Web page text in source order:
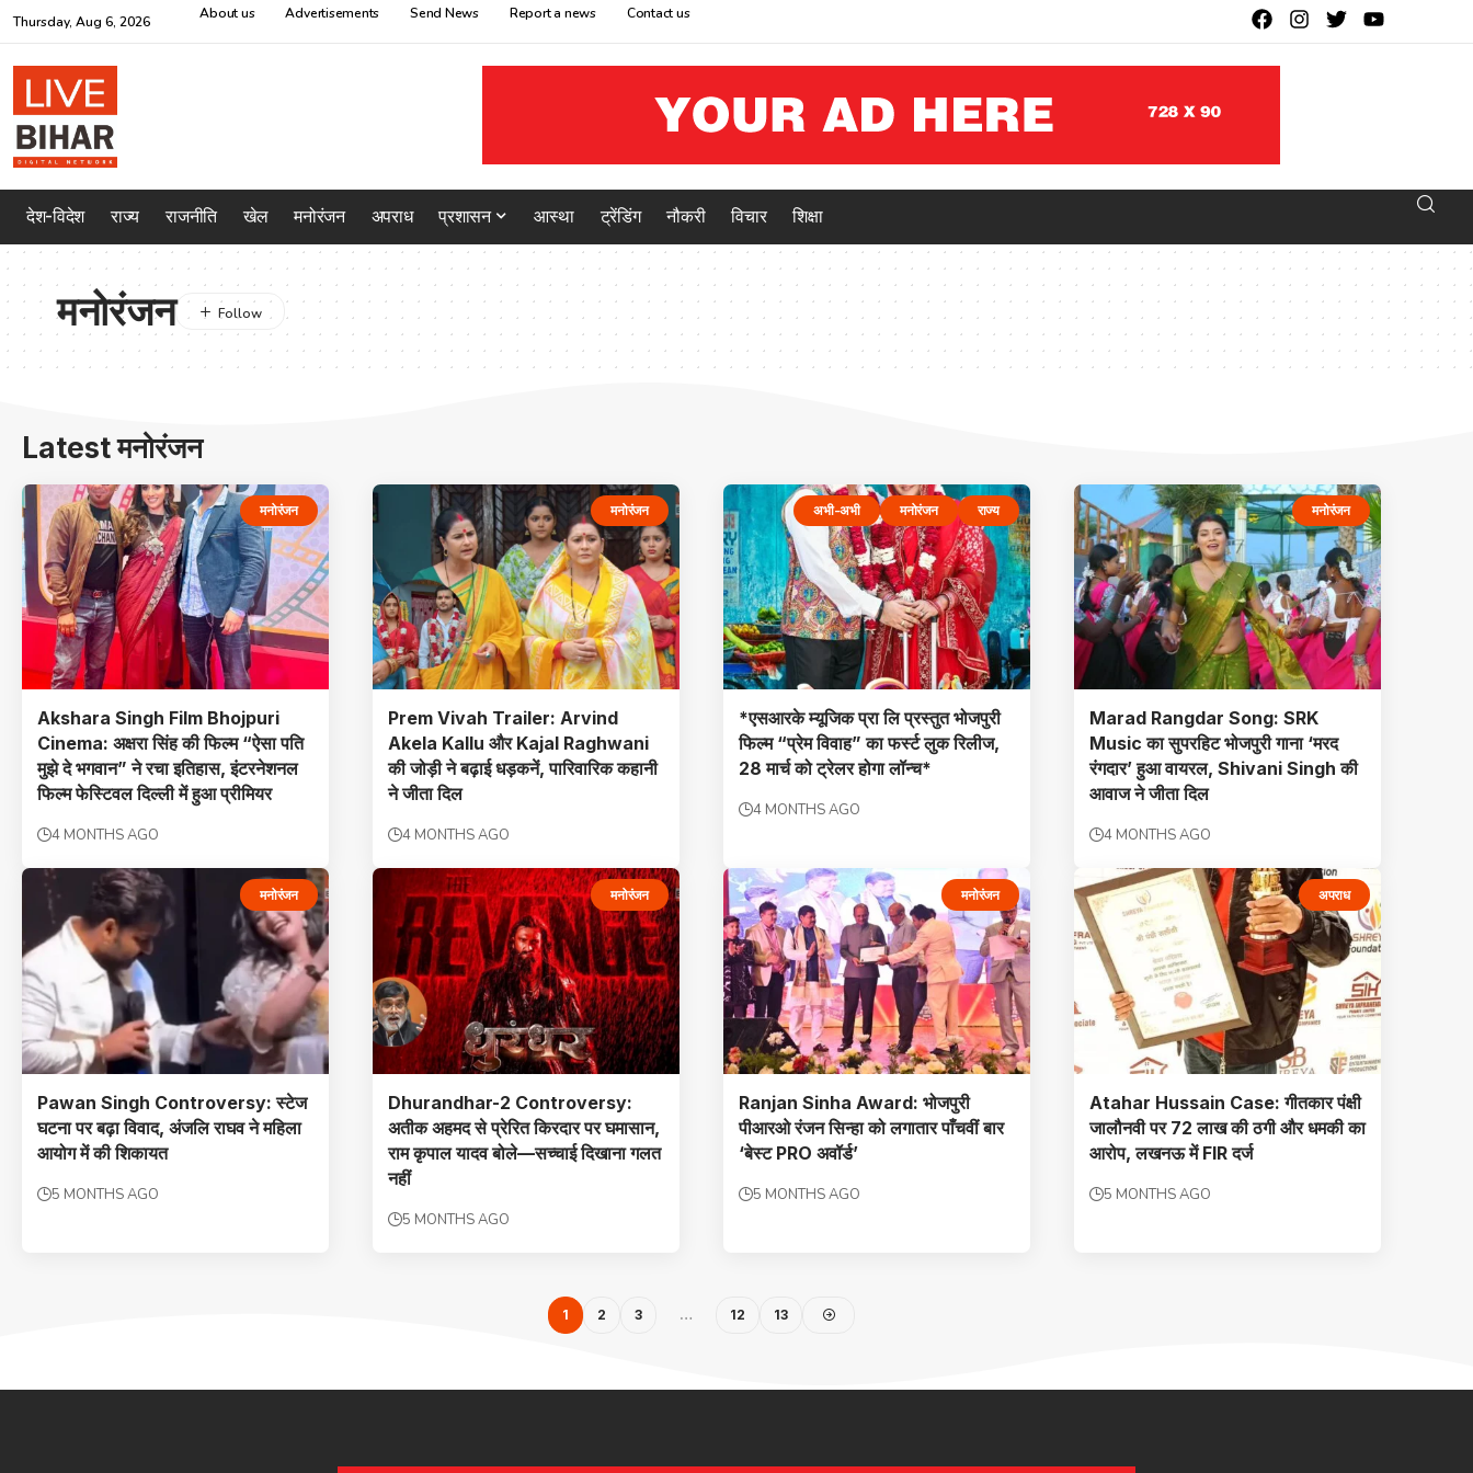
Thursday, Aug 6, 2026 About us Advertisements Send News Report a news Contact us
देश-विदेश राज्य राजनीति खेल मनोरंजन अपराध प्रशासन आस्था ट्रेंडिंग नौकरी विचार शिक्षा
मनोरंजन
Latest मनोरंजन
मनोरंजन
Akshara Singh Film Bhojpuri
Cinema: अक्षरा सिंह की फिल्म “ऐसा पति
मुझे दे भगवान” ने रचा इतिहास, इंटरनेशनल
फिल्म फेस्टिवल दिल्ली में हुआ प्रीमियर
4 MONTHS AGO
मनोरंजन
Prem Vivah Trailer: Arvind
Akela Kallu और Kajal Raghwani
की जोड़ी ने बढ़ाई धड़कनें, पारिवारिक कहानी
ने जीता दिल
4 MONTHS AGO
अभी-अभी मनोरंजन राज्य
*एसआरके म्यूजिक प्रा लि प्रस्तुत भोजपुरी
फिल्म “प्रेम विवाह” का फर्स्ट लुक रिलीज,
28 मार्च को ट्रेलर होगा लॉन्च*
4 MONTHS AGO
मनोरंजन
Marad Rangdar Song: SRK
Music का सुपरहिट भोजपुरी गाना ‘मरद
रंगदार’ हुआ वायरल, Shivani Singh की
आवाज ने जीता दिल
4 MONTHS AGO
मनोरंजन
Pawan Singh Controversy: स्टेज
घटना पर बढ़ा विवाद, अंजलि राघव ने महिला
आयोग में की शिकायत
5 MONTHS AGO
मनोरंजन
Dhurandhar-2 Controversy:
अतीक अहमद से प्रेरित किरदार पर घमासान,
राम कृपाल यादव बोले—सच्चाई दिखाना गलत
नहीं
5 MONTHS AGO
मनोरंजन
Ranjan Sinha Award: भोजपुरी
पीआरओ रंजन सिन्हा को लगातार पाँचवीं बार
‘बेस्ट PRO अवॉर्ड’
5 MONTHS AGO
अपराध
Atahar Hussain Case: गीतकार पंक्षी
जालौनवी पर 72 लाख की ठगी और धमकी का
आरोप, लखनऊ में FIR दर्ज
5 MONTHS AGO
1 2 3 … 12 13